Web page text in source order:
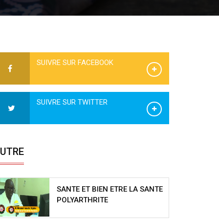
SUIVRE SUR FACEBOOK
SUIVRE SUR TWITTER
SANTE ET BIEN ETRE LA SANTE
POLYARTHRITE